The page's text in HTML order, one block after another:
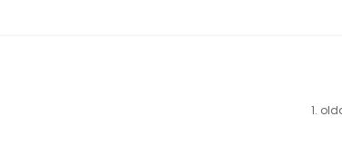
1.